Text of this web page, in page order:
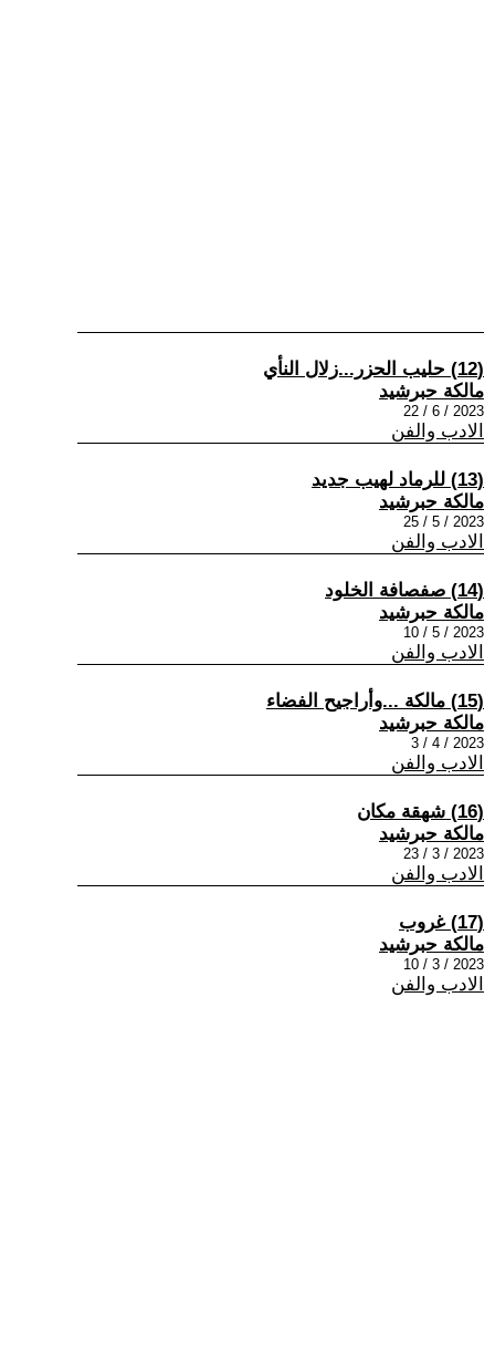
(12) حليب الحزر...زلال النأي
مالكة حبرشيد
2023 / 6 / 22
الادب والفن
(13) للرماد لهيب جديد
مالكة حبرشيد
2023 / 5 / 25
الادب والفن
(14) صفصافة الخلود
مالكة حبرشيد
2023 / 5 / 10
الادب والفن
(15) مالكة ...وأراجيح الفضاء
مالكة حبرشيد
2023 / 4 / 3
الادب والفن
(16) شهقة مكان
مالكة حبرشيد
2023 / 3 / 23
الادب والفن
(17) غروب
مالكة حبرشيد
2023 / 3 / 10
الادب والفن